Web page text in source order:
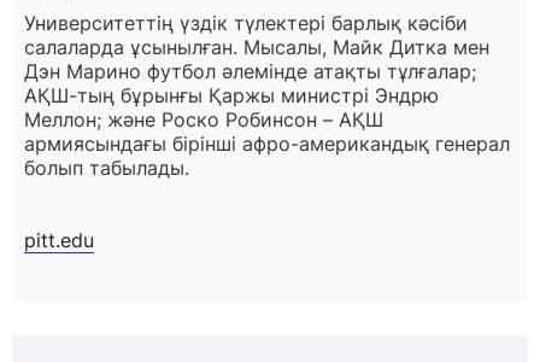
Университеттің үздік түлектері барлық кәсіби
салаларда ұсынылған. Мысалы, Майк Дитка мен
Дэн Марино футбол әлемінде атақты тұлғалар;
АҚШ-тың бұрынғы Қаржы министрі Эндрю
Меллон; және Роско Робинсон – АҚШ
армиясындағы бірінші афро-американдық генерал
болып табылады.
pitt.edu